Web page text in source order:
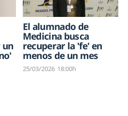
El alumnado de
Medicina busca
recuperar la 'fe' en
menos de un mes
25/03/2026 18:00h